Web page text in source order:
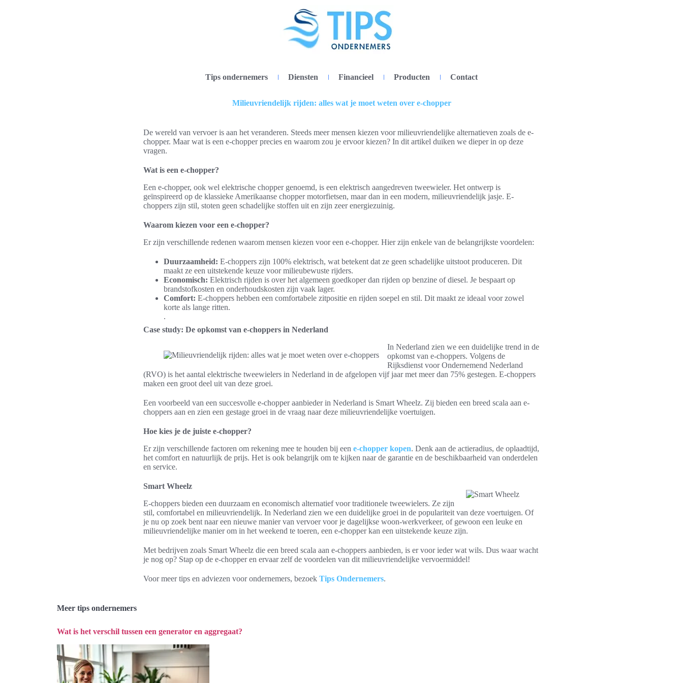
Tips ondernemers Diensten Financieel Producten Contact
Milieuvriendelijk rijden: alles wat je moet weten over e-chopper
De wereld van vervoer is aan het veranderen. Steeds meer mensen kiezen voor milieuvriendelijke alternatieven zoals de e-
chopper. Maar wat is een e-chopper precies en waarom zou je ervoor kiezen? In dit artikel duiken we dieper in op deze
vragen.
Wat is een e-chopper?
Een e-chopper, ook wel elektrische chopper genoemd, is een elektrisch aangedreven tweewieler. Het ontwerp is
geïnspireerd op de klassieke Amerikaanse chopper motorfietsen, maar dan in een modern, milieuvriendelijk jasje. E-
choppers zijn stil, stoten geen schadelijke stoffen uit en zijn zeer energiezuinig.
Waarom kiezen voor een e-chopper?
Er zijn verschillende redenen waarom mensen kiezen voor een e-chopper. Hier zijn enkele van de belangrijkste voordelen:
Duurzaamheid: E-choppers zijn 100% elektrisch, wat betekent dat ze geen schadelijke uitstoot produceren. Dit
maakt ze een uitstekende keuze voor milieubewuste rijders.
Economisch: Elektrisch rijden is over het algemeen goedkoper dan rijden op benzine of diesel. Je bespaart op
brandstofkosten en onderhoudskosten zijn vaak lager.
Comfort: E-choppers hebben een comfortabele zitpositie en rijden soepel en stil. Dit maakt ze ideaal voor zowel
korte als lange ritten.
.
Case study: De opkomst van e-choppers in Nederland
In Nederland zien we een duidelijke trend in de
opkomst van e-choppers. Volgens de
Rijksdienst voor Ondernemend Nederland
(RVO) is het aantal elektrische tweewielers in Nederland in de afgelopen vijf jaar met meer dan 75% gestegen. E-choppers
maken een groot deel uit van deze groei.
Een voorbeeld van een succesvolle e-chopper aanbieder in Nederland is Smart Wheelz. Zij bieden een breed scala aan e-
choppers aan en zien een gestage groei in de vraag naar deze milieuvriendelijke voertuigen.
Hoe kies je de juiste e-chopper?
Er zijn verschillende factoren om rekening mee te houden bij een e-chopper kopen. Denk aan de actieradius, de oplaadtijd,
het comfort en natuurlijk de prijs. Het is ook belangrijk om te kijken naar de garantie en de beschikbaarheid van onderdelen
en service.
Smart Wheelz
E-choppers bieden een duurzaam en economisch alternatief voor traditionele tweewielers. Ze zijn
stil, comfortabel en milieuvriendelijk. In Nederland zien we een duidelijke groei in de populariteit van deze voertuigen. Of
je nu op zoek bent naar een nieuwe manier van vervoer voor je dagelijkse woon-werkverkeer, of gewoon een leuke en
milieuvriendelijke manier om in het weekend te toeren, een e-chopper kan een uitstekende keuze zijn.
Met bedrijven zoals Smart Wheelz die een breed scala aan e-choppers aanbieden, is er voor ieder wat wils. Dus waar wacht
je nog op? Stap op de e-chopper en ervaar zelf de voordelen van dit milieuvriendelijke vervoermiddel!
Voor meer tips en adviezen voor ondernemers, bezoek Tips Ondernemers.
Meer tips ondernemers
Wat is het verschil tussen een generator en aggregaat?